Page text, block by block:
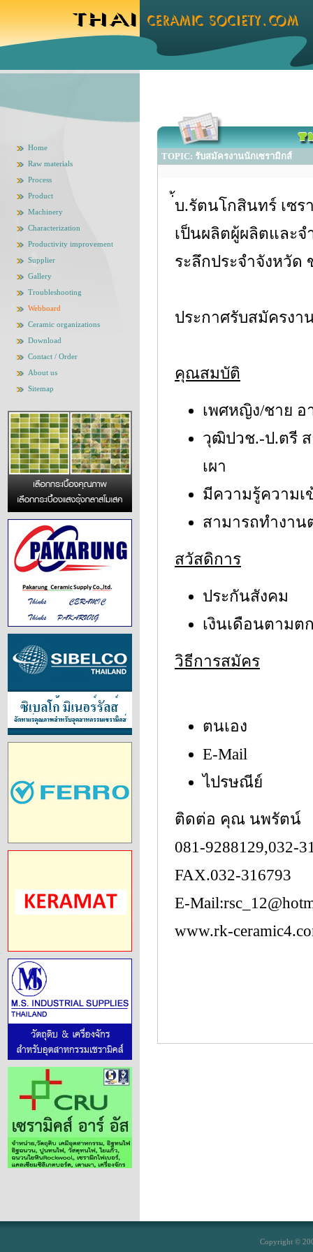
Home
Raw materials
Process
Product
Machinery
Characterization
Productivity improvement
Supplier
Gallery
Troubleshooting
Webboard
Ceramic organizations
Download
Contact / Order
About us
Sitemap
TOPIC: รับสมัครงานนักเซรามิกส์
บ.รัตนโกสินทร์ เซ
เป็นผลิตผู้ผลิตและ
ระลึกประจำจังหวัด
ประกาศรับสมัครงา
คุณสมบัติ
เพศหญิง/ชาย อ
วุฒิปวช.-ป.ตรี ส
เผา
มีความรู้ความเ
สามารถทำงาน
สวัสดิการ
ประกันสังคม
เงินเดือนตามต
วิธีการสมัคร
ตนเอง
E-Mail
ไปรษณีย์
ติดต่อ คุณ นพรัตน์
081-9288129,032-
FAX.032-316793
E-
www.rk-
Copyright ©